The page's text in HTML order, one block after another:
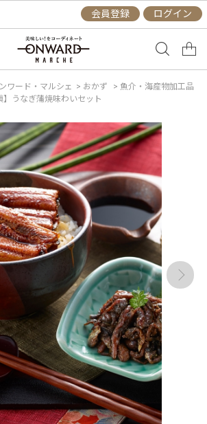
会員登録 ログイン
ワード・マルシェ > おかず > 魚介・海産物加工品
】うなぎ蒲焼味わいセット